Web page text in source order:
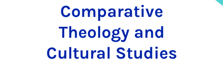
Comparative
Theology and
Cultural Studies